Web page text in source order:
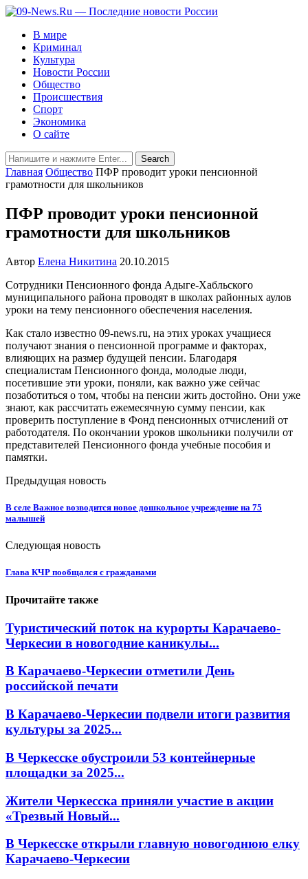
В мире
Криминал
Культура
Новости России
Общество
Происшествия
Спорт
Экономика
О сайте
Главная Общество ПФР проводит уроки пенсионной
грамотности для школьников
ПФР проводит уроки пенсионной
грамотности для школьников
Автор Елена Никитина 20.10.2015
Сотрудники Пенсионного фонда Адыге-Хабльского
муниципального района проводят в школах районных аулов
уроки на тему пенсионного обеспечения населения.
Как стало известно 09-news.ru, на этих уроках учащиеся
получают знания о пенсионной программе и факторах,
влияющих на размер будущей пенсии. Благодаря
специалистам Пенсионного фонда, молодые люди,
посетившие эти уроки, поняли, как важно уже сейчас
позаботиться о том, чтобы на пенсии жить достойно. Они уже
знают, как рассчитать ежемесячную сумму пенсии, как
проверить поступление в Фонд пенсионных отчислений от
работодателя. По окончании уроков школьники получили от
представителей Пенсионного фонда учебные пособия и
памятки.
Предыдущая новость
В селе Важное возводится новое дошкольное учреждение на 75
малышей
Следующая новость
Глава КЧР пообщался с гражданами
Прочитайте также
Туристический поток на курорты Карачаево-
Черкесии в новогодние каникулы...
В Карачаево-Черкесии отметили День
российской печати
В Карачаево-Черкесии подвели итоги развития
культуры за 2025...
В Черкесске обустроили 53 контейнерные
площадки за 2025...
Жители Черкесска приняли участие в акции
«Трезвый Новый...
В Черкесске открыли главную новогоднюю елку
Карачаево-Черкесии